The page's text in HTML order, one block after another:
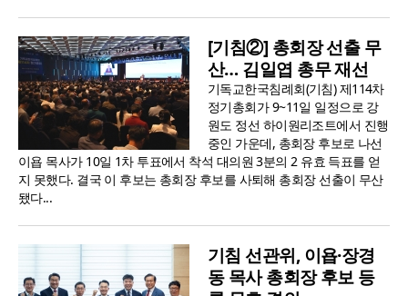
[기침②] 총회장 선출 무
산… 김일엽 총무 재선
기독교한국침례회(기침) 제114차
정기총회가 9~11일 일정으로 강
원도 정선 하이원리조트에서 진행
중인 가운데, 총회장 후보로 나선
이욥 목사가 10일 1차 투표에서 착석 대의원 3분의 2 유효 득표를 얻
지 못했다. 결국 이 후보는 총회장 후보를 사퇴해 총회장 선출이 무산
됐다...
기침 선관위, 이욥·장경
동 목사 총회장 후보 등